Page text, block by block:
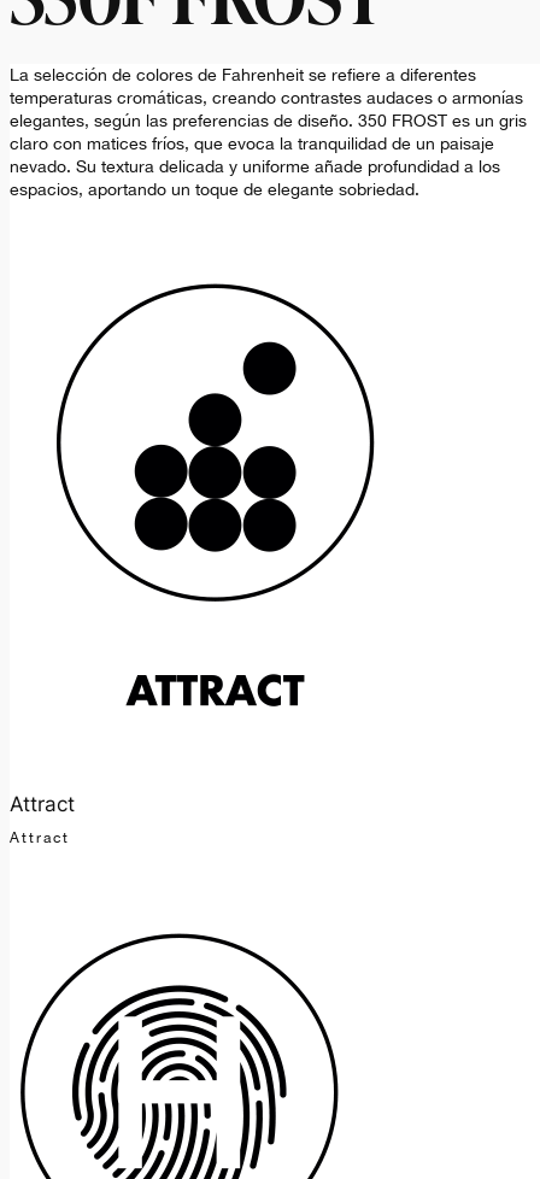
La selección de colores de Fahrenheit se refiere a diferentes
temperaturas cromáticas, creando contrastes audaces o armonías
elegantes, según las preferencias de diseño. 350 FROST es un gris
claro con matices fríos, que evoca la tranquilidad de un paisaje
nevado. Su textura delicada y uniforme añade profundidad a los
espacios, aportando un toque de elegante sobriedad.
Attract
Attract